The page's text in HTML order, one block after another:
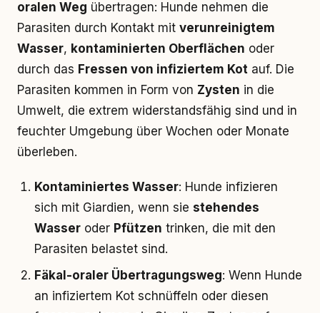
oralen Weg übertragen: Hunde nehmen die
Parasiten durch Kontakt mit verunreinigtem
Wasser, kontaminierten Oberflächen oder
durch das Fressen von infiziertem Kot auf. Die
Parasiten kommen in Form von Zysten in die
Umwelt, die extrem widerstandsfähig sind und in
feuchter Umgebung über Wochen oder Monate
überleben.
Kontaminiertes Wasser: Hunde infizieren
sich mit Giardien, wenn sie stehendes
Wasser oder Pfützen trinken, die mit den
Parasiten belastet sind.
Fäkal-oraler Übertragungsweg: Wenn Hunde
an infiziertem Kot schnüffeln oder diesen